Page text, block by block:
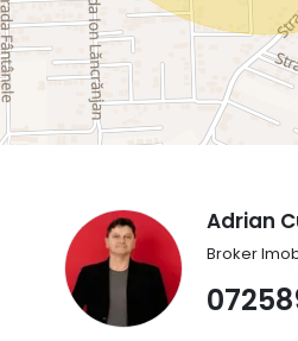
Adrian
Broker